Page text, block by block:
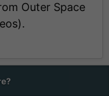
Outer Space